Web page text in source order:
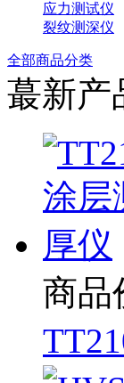
应力测试仪
裂纹测深仪
全部商品分类
蕞新产
商品